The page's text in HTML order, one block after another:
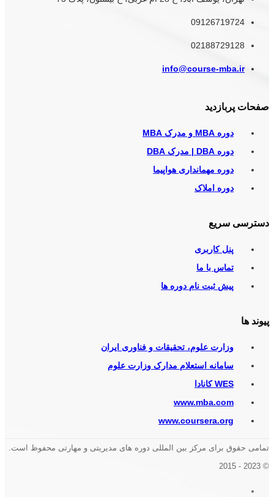
09126719724
02188729128
info@course-mba.ir
صفحات پربازدید
دوره MBA و مدرک MBA
دوره DBA | مدرک DBA
دوره مهمانداری هواپیما
دوره املاک
دسترسی سریع
پنل کاربری
تماس با ما
پیش ثبت نام دوره ها
پیوند ها
وزارت علوم، تحقیقات و فناوری ایران
سامانه استعلام مدارک وزارت علوم
WES کانادا
www.mba.com
www.coursera.org
تمامی حقوق برای مرکز بین المللی دوره های مدیریتی و مهارتی محفوظ است.
© 2023 - 2015